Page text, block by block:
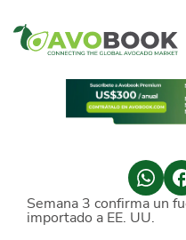
AvoReports
AvoComments
Semana 3 confirma un
importado a EE. UU.